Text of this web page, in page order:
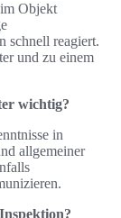
Objekt
schnell reagiert.
und zu einem
wichtig?
in
allgemeiner